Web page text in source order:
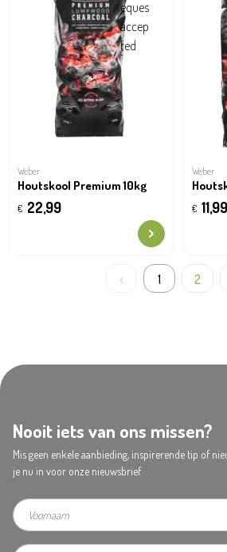
Weber
Houtskool Premium 10kg
€ 22,99
Weber
€ 11,99
1 2
Nooit iets van ons missen?
Mis geen enkele aanbieding, inspirerende tip of
je nu in voor onze nieuwsbrief